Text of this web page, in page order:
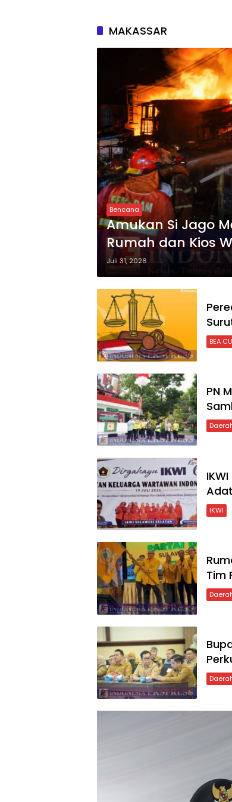
MAKASSAR
Bencana
Amukan Si Jago
Rumah dan Kios
Berlangsung Tiga
Juli 31, 2026
BEA
PN
IKWI
Tim